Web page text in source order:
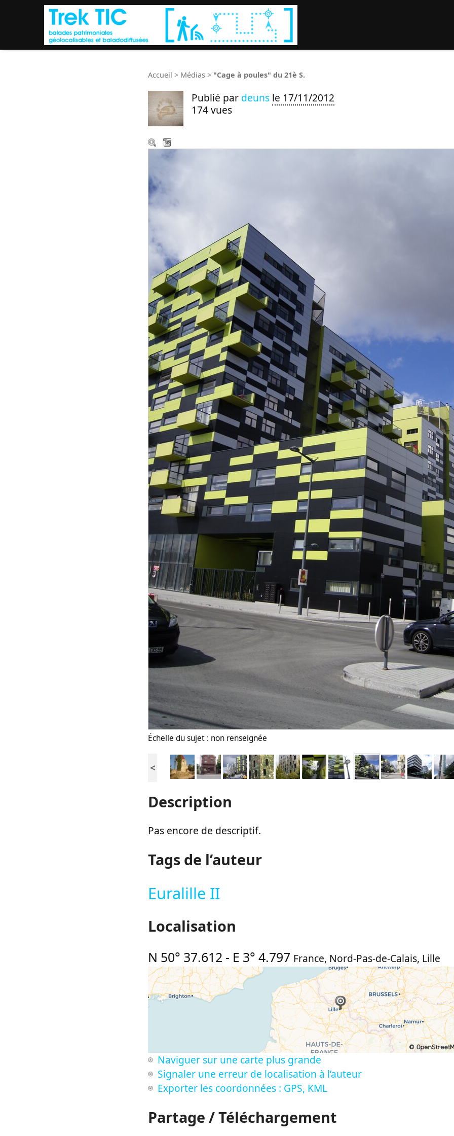
Accueil > Médias > "Cage à poules" du 21è S.
Publié par deuns le 17/11/2012
174 vues
Échelle du sujet : non renseignée
<
Description
Pas encore de descriptif.
Tags de l’auteur
Euralille II
Localisation
N 50° 37.612 - E 3° 4.797 France, Nord-Pas-de-Calais, Lille
Naviguer sur une carte plus grande
Signaler une erreur de localisation à l’auteur
Exporter les coordonnées : GPS, KML
Partage / Téléchargement